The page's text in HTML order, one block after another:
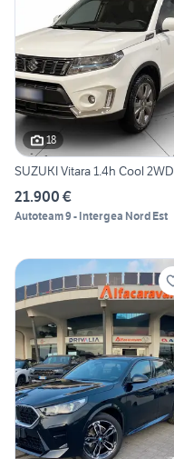
18
SUZUKI Vitara 1.4h Cool 2WD
21.900 €
Autoteam 9 - Intergea Nord Est